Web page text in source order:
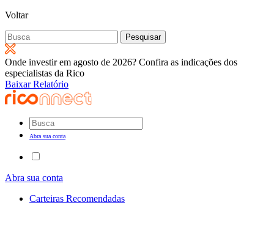
Voltar
Pesquisar
por:
Onde investir em agosto de 2026? Confira as indicações dos
especialistas da Rico
Baixar Relatório
Abra sua conta
Abra sua conta
Carteiras Recomendadas